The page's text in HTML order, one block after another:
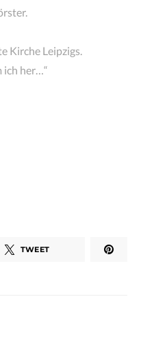
Kirche Leipzigs.
ich her…“
TWEET